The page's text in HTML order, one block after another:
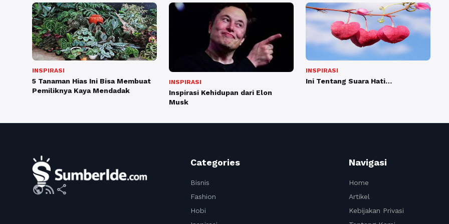
INSPIRASI
5 Tanaman Hias Ini Bisa Membuat
Pemiliknya Kaya Mendadak
INSPIRASI
Inspirasi Kehidupan dari Elon
Musk
INSPIRASI
Ini Tentang Suara Hati…
publicrss_feed share
Categories
Bisnis
Fashion
Hobi
Navigasi
Home
Artikel
Kebijakan Privasi